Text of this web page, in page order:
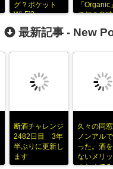
グ？ポケット
Wi-Fi?
「Organic
て何？意
最新記事 - New
断酒チャレンジ
2482日目 3年
半ぶりに更新し
ます
久々の同
ノンアル
った。酒
ないメリ
まとめて